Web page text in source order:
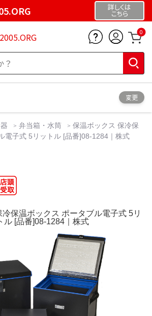
詳しくは
こちら
0
変更
弁当箱・水筒
保温ボックス 保冷保
電子式 5リットル [品番]08-1284｜株式